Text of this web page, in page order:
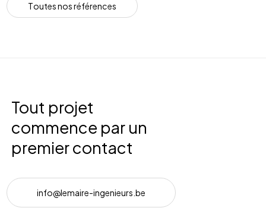
Toutesnosréférences
Tout projet
commence par un
premier contact
info@lemaire-ingenieurs be